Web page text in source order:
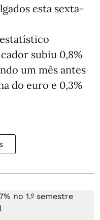
esta sexta-
subiu 0,8%
um mês antes
do euro e 0,3%